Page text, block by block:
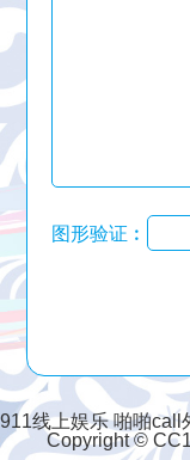
图形验证︰
911线上娱乐 啪啪call
Copyright ©